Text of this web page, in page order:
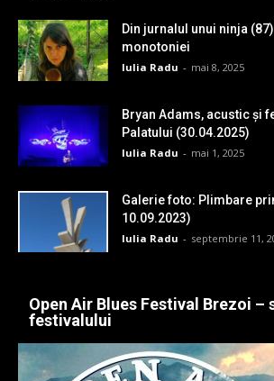
Din jurnalul unui ninja
monotoniei
Iulia Radu - mai 8, 2025
Bryan Adams, acustic și
Palatului (30.04.2025)
Iulia Radu - mai 1, 2025
Galerie foto: Plimbare
10.09.2023)
Iulia Radu - septembrie 11,
Open Air Blues Festival Brezoi –
festivalului